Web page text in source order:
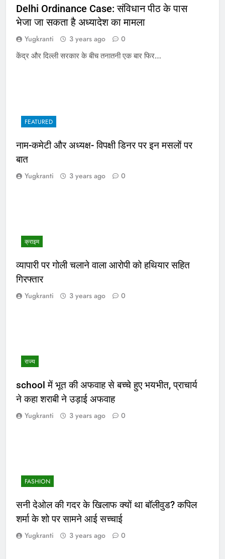
Delhi Ordinance Case: संविधान पीठ के पास
भेजा जा सकता है अध्यादेश का मामला
Yugkranti 3 years ago 0
केंद्र और दिल्ली सरकार के बीच तनातनी एक बार फिर…
FEATURED
नाम-कमेटी और अध्यक्ष- विपक्षी डिनर पर इन मसलों पर
बात
Yugkranti 3 years ago 0
क्राइम
व्यापारी पर गोली चलाने वाला आरोपी को हथियार सहित
गिरफ्तार
Yugkranti 3 years ago 0
राज्य
school में भूत की अफवाह से बच्चे हुए भयभीत, प्राचार्य
ने कहा शराबी ने उड़ाई अफवाह
Yugkranti 3 years ago 0
FASHION
सनी देओल की गदर के खिलाफ क्यों था बॉलीवुड? कपिल
शर्मा के शो पर सामने आई सच्चाई
Yugkranti 3 years ago 0